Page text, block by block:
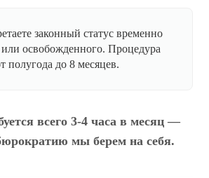
законный статус временно
освобожденного. Процедура
полугода до 8 месяцев.
всего 3-4 часа в месяц —
мы берем на себя.